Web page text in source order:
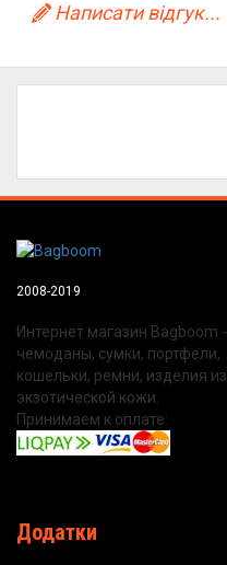
Написати відгук...
2008-2019
Интернет магазин Bagboom -
чемоданы, сумки, портфели,
кошельки, ремни, изделия из
экзотической кожи.
Принимаем к оплате:
Додатки